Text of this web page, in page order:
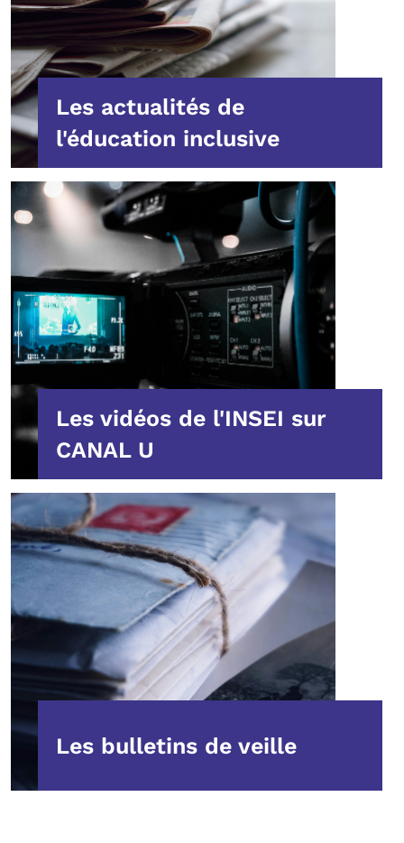
Les actualités de
l'éducation inclusive
Les vidéos de l'INSEI sur
CANAL U
Les bulletins de veille